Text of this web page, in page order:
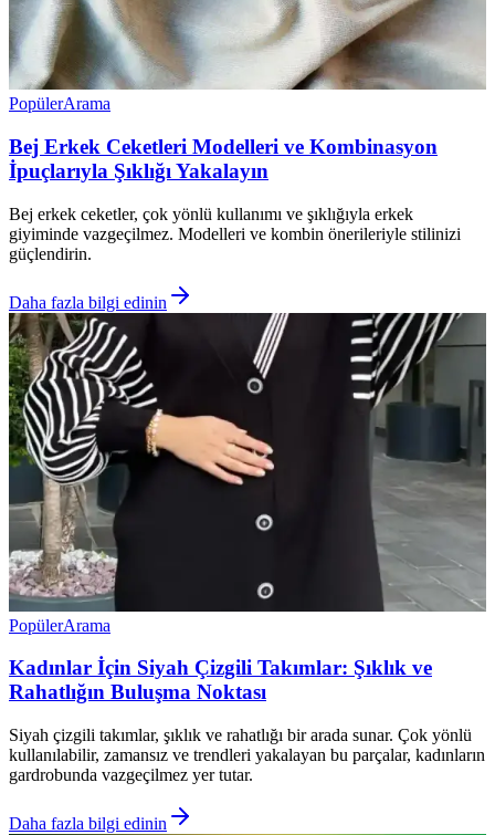
PopülerArama
Bej Erkek Ceketleri Modelleri ve Kombinasyon
İpuçlarıyla Şıklığı Yakalayın
Bej erkek ceketler, çok yönlü kullanımı ve şıklığıyla erkek
giyiminde vazgeçilmez. Modelleri ve kombin önerileriyle stilinizi
güçlendirin.
Daha fazla bilgi edinin
PopülerArama
Kadınlar İçin Siyah Çizgili Takımlar: Şıklık ve
Rahatlığın Buluşma Noktası
Siyah çizgili takımlar, şıklık ve rahatlığı bir arada sunar. Çok yönlü
kullanılabilir, zamansız ve trendleri yakalayan bu parçalar, kadınların
gardrobunda vazgeçilmez yer tutar.
Daha fazla bilgi edinin